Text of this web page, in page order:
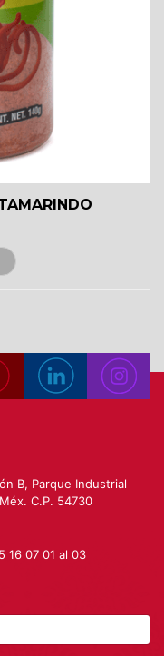
B, Parque Industrial
C.P. 54730
16 07 01 al 03